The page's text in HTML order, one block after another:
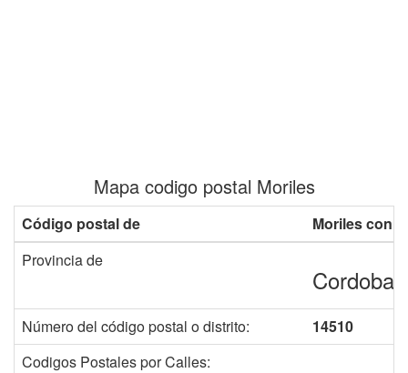
Mapa codigo postal Moriles
Código postal de
Moriles con
Provincia de
Cordoba
Número del código postal o distrito:
14510
Codigos Postales por Calles: